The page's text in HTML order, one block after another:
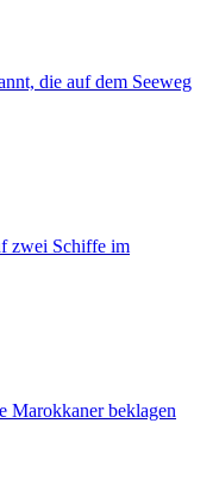
die auf dem Seeweg
zwei Schiffe im
Marokkaner beklagen